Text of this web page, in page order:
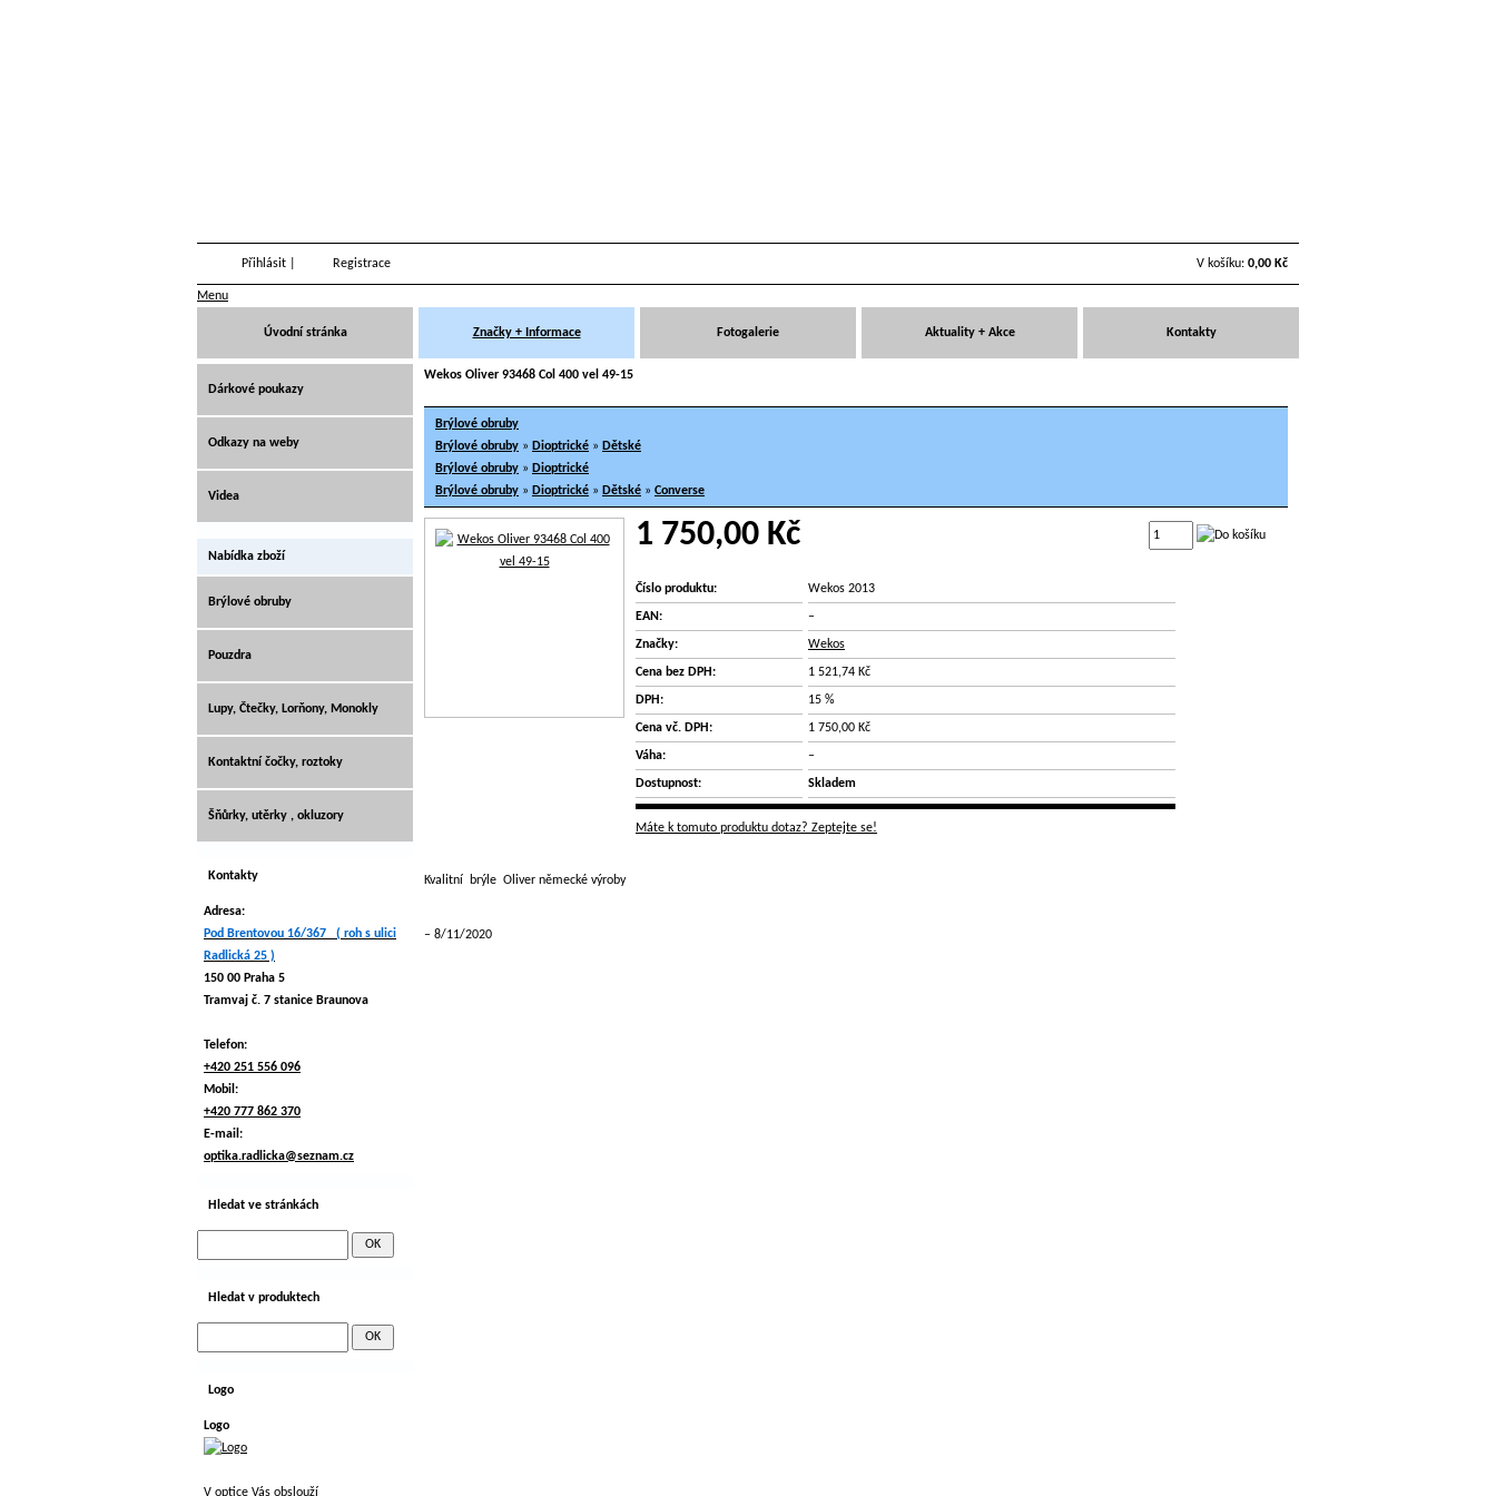
Přihlásit Registrace V košíku: 0,00 Kč
Menu
Úvodní stránka Značky + Informace Fotogalerie Aktuality + Akce Kontakty
Wekos Oliver 93468 Col 400 vel 49-15
Brýlové obruby
Brýlové obruby » Dioptrické » Dětské
Brýlové obruby » Dioptrické
Brýlové obruby » Dioptrické » Dětské » Converse
1 750,00 Kč
Číslo produktu: Wekos 2013
EAN: –
Značky: Wekos
Cena bez DPH: 1 521,74 Kč
DPH: 15 %
Cena vč. DPH: 1 750,00 Kč
Váha: –
Dostupnost: Skladem
Máte k tomuto produktu dotaz? Zeptejte se!
Kvalitní brýle Oliver německé výroby
8/11/2020
Dárkové poukazy
Odkazy na weby
Videa
Nabídka zboží
Brýlové obruby
Pouzdra
Lupy, Čtečky, Lorňony, Monokly
Kontaktní čočky, roztoky
Šňůrky, utěrky , okluzory
Kontakty
Adresa:
Pod Brentovou 16/367 ( roh s ulici
Radlická 25 )
150 00 Praha 5
Tramvaj č. 7 stanice Braunova
Telefon:
+420 251 556 096
Mobil:
+420 777 862 370
E-mail:
optika.radlicka@seznam.cz
Hledat ve stránkách
Hledat v produktech
Logo
Logo
V optice Vás obslouží